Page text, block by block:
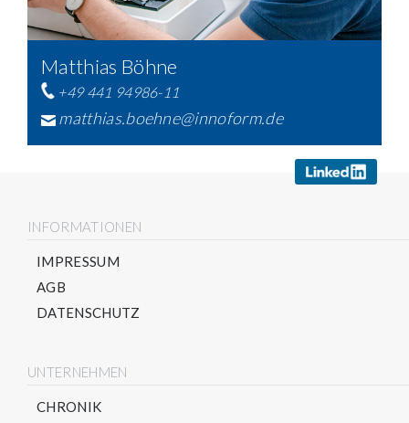
Matthias Böhne
+49 441 94986-11
matthias.boehne@innoform.de
INFORMATIONEN
IMPRESSUM
AGB
DATENSCHUTZ
UNTERNEHMEN
CHRONIK